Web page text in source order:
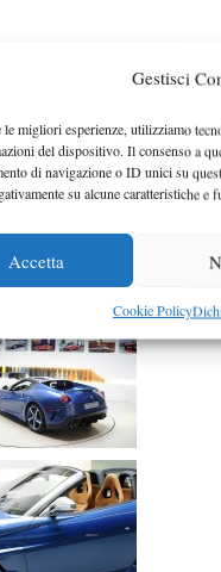
Gestisci
migliori esperienze, utilizziamo
del dispositivo. Il consenso a
di navigazione o ID unici su
su alcune caratteristiche e
Accetta
Cookie Policy
richiama un altro
le razze
il carbonio di colore